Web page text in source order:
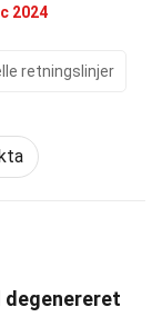
2024
retningslinjer
degenereret